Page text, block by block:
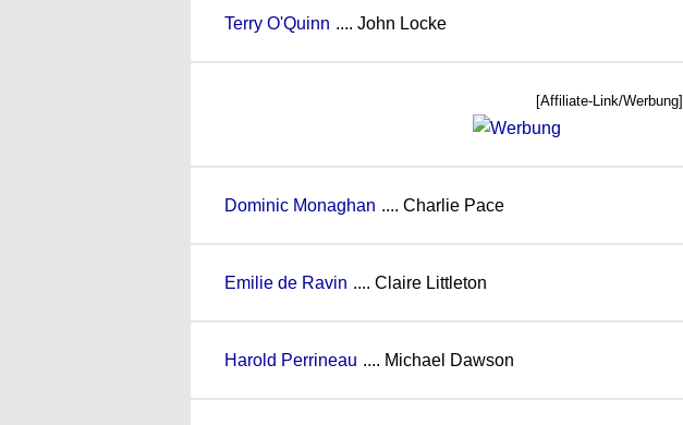
Terry O'Quinn .... John Locke
[Affiliate-Link/Werbung]
Dominic Monaghan .... Charlie Pace
Emilie de Ravin .... Claire Littleton
Harold Perrineau .... Michael Dawson